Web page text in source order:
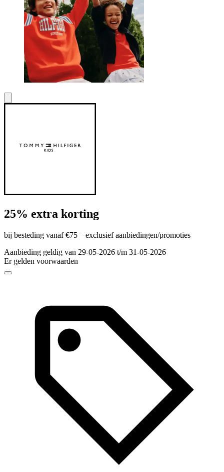
25% extra korting
bij besteding vanaf €75 – exclusief aanbiedingen/promoties
Aanbieding geldig van 29-05-2026 t/m 31-05-2026
Er gelden voorwaarden